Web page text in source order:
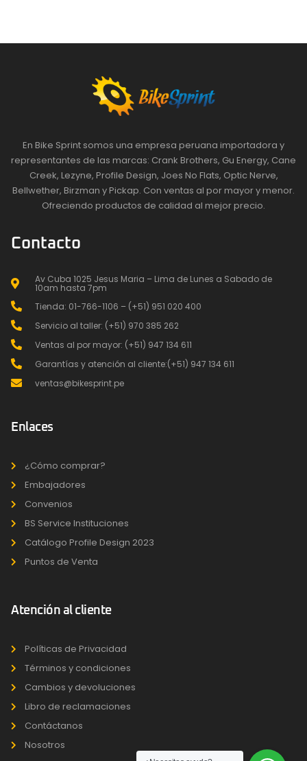
En Bike Sprint somos una empresa peruana importadora y
representantes de las marcas: Crank Brothers, Gu Energy, Cane
Creek, Lezyne, Profile Design, Joes No Flats, Optic Nerve,
Bellwether, Birzman y Pickap. Con ventas al por mayor y menor.
Ofreciendo productos de calidad al mejor precio.
Contacto
Av Cuba 1025 Jesus Maria – Lima de Lunes a Sabado de
10am hasta 7pm
Tienda: 01-766-1106 – (+51) 951 020 400
Servicio al taller: (+51) 970 385 262
Ventas al por mayor: (+51) 947 134 611
Garantías y atención al cliente:(+51) 947 134 611
ventas@bikesprint.pe
Enlaces
¿Cómo comprar?
Embajadores
Convenios
BS Service Instituciones
Catálogo Profile Design 2023
Puntos de Venta
Atención al cliente
Políticas de Privacidad
Términos y condiciones
Cambios y devoluciones
Libro de reclamaciones
Contáctanos
Nosotros